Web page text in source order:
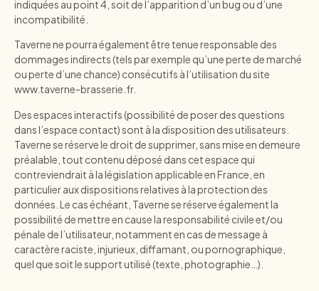
indiquées au point 4, soit de l’apparition d’un bug ou d’une
incompatibilité.
Taverne ne pourra également être tenue responsable des
dommages indirects (tels par exemple qu’une perte de marché
ou perte d’une chance) consécutifs à l’utilisation du site
www.taverne-brasserie.fr.
Des espaces interactifs (possibilité de poser des questions
dans l’espace contact) sont à la disposition des utilisateurs.
Taverne se réserve le droit de supprimer, sans mise en demeure
préalable, tout contenu déposé dans cet espace qui
contreviendrait à la législation applicable en France, en
particulier aux dispositions relatives à la protection des
données. Le cas échéant, Taverne se réserve également la
possibilité de mettre en cause la responsabilité civile et/ou
pénale de l’utilisateur, notamment en cas de message à
caractère raciste, injurieux, diffamant, ou pornographique,
quel que soit le support utilisé (texte, photographie…).